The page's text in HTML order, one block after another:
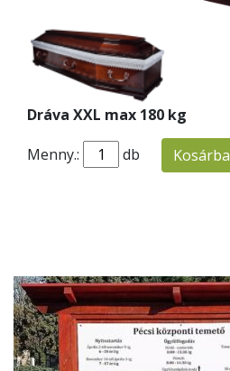
Dráva XXL max 180 kg
Menny.:
db Kosárba